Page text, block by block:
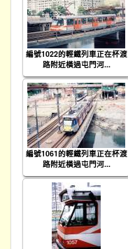
編號1022的輕鐵列車正在杯渡
路附近橫過屯門河...
編號1061的輕鐵列車正在杯渡
路附近橫過屯門河...